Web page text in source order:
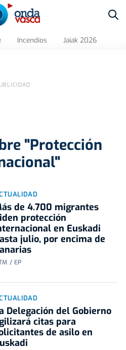
Incendios Jaiak 2026
"Protección
de 4.700 migrantes
protección
en Euskadi
julio, por encima de
/ EP
Delegación del Gobierno
citas para
de asilo en